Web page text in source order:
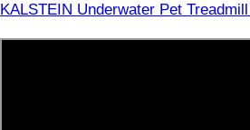
KALSTEIN Underwater Pet Treadmill